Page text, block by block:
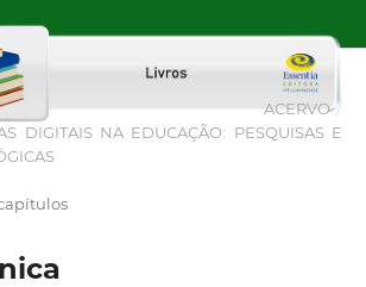
ACERVO /
DIGITAIS NA EDUCAÇÃO: PESQUISAS E